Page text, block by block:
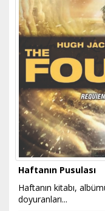
Haftanın Pusulası
Haftanın kitabı,
doyuranları...